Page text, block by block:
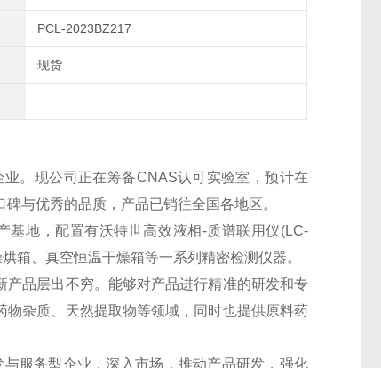
PCL-2023BZ217
现货
。现公司正在筹备CNAS认可实验室，预计在
与优秀的品质，产品已销往全国各地区。
基地，配置有沃特世高效液相-质谱联用仪(LC-
箱、真空恒温干燥箱等一系列精密检测仪器。
品层出不穷。能够对产品进行精准的研发和专
杂质、天然提取物等领域，同时也提供原料药
服务型企业，深入市场，推动产品研发，强化